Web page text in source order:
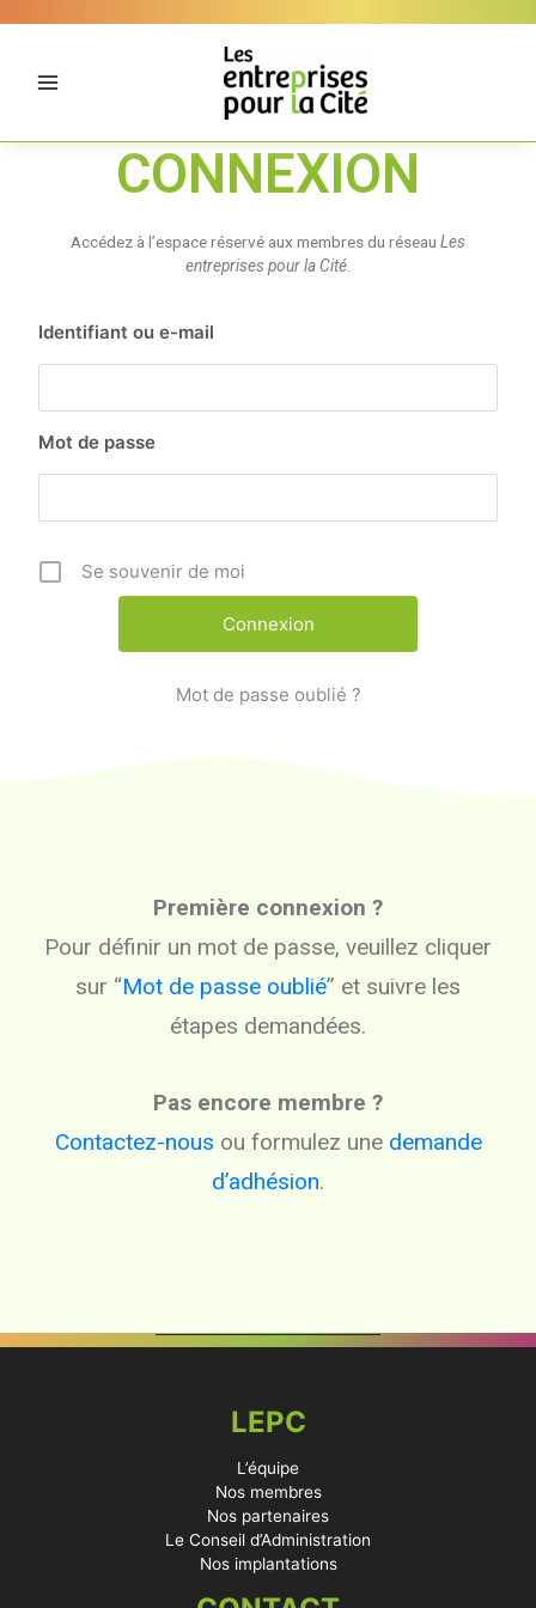
CONNEXION
Accédez à l’espace réservé aux membres du réseau Les
entreprises pour la Cité.
Identifiant ou e-mail
Mot de passe
Se souvenir de moi
Mot de passe oublié ?
Première connexion ?
Pour définir un mot de passe, veuillez cliquer
sur “Mot de passe oublié” et suivre les
étapes demandées.
Pas encore membre ?
Contactez-nous ou formulez une demande
d’adhésion.
LEPC
L’équipe
Nos membres
Nos partenaires
Le Conseil d’Administration
Nos implantations